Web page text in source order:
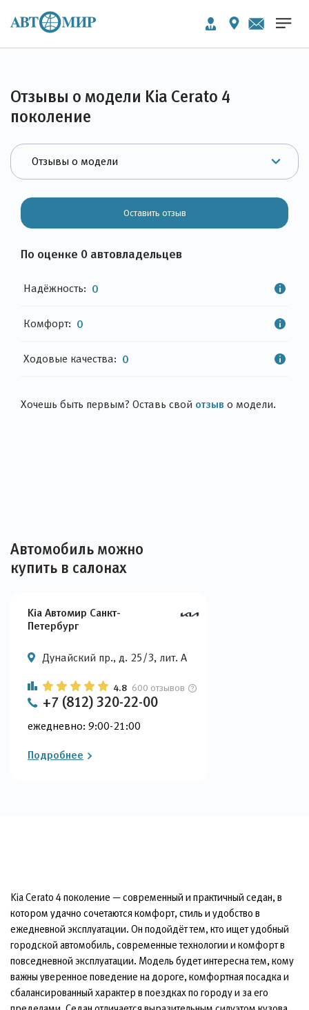
Отзывы о модели Kia Cerato 4
поколение
Хочешь быть первым? Оставь свой отзыв о модели.
Оставить отзыв
По оценке 0 автовладельцев
Надёжность: 0
Комфорт: 0
Ходовые качества: 0
Автомобиль можно
купить в салонах
Kia Автомир Санкт-
Петербург
Дунайский пр., д. 25/3, лит. А
4.8 600 отзывов
+7 (812) 320-22-00
ежедневно: 9:00-21:00
Подробнее
Kia Cerato 4 поколение — современный и практичный седан, в
котором удачно сочетаются комфорт, стиль и удобство в
ежедневной эксплуатации. Он подойдёт тем, кто ищет удобный
городской автомобиль, современные технологии и комфорт в
повседневной эксплуатации. Модель будет интересна тем, кому
важны уверенное поведение на дороге, комфортная посадка и
сбалансированный характер в поездках по городу и за его